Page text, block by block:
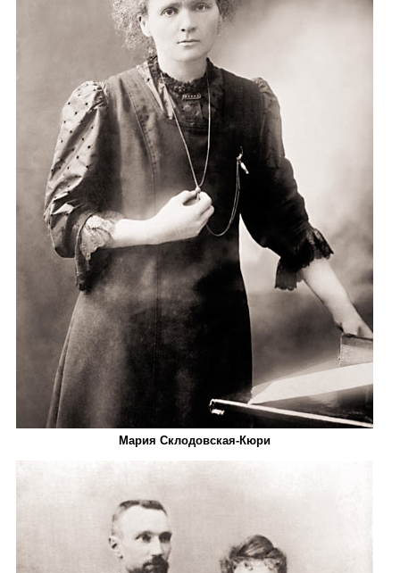
Мария Склодовская-­Кюри